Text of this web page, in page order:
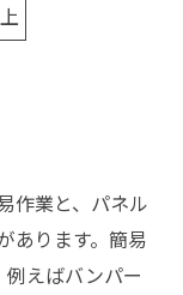
作業と、パネル
あります。簡易
えばバンパー